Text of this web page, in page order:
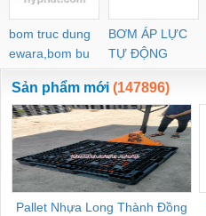
bom truc dung
ewara,bom bu
ewara
BƠM ÁP LỰC
TỰ ĐỘNG
Sản phẩm mới (147896)
Pallet Nhựa Long Thành Đồng